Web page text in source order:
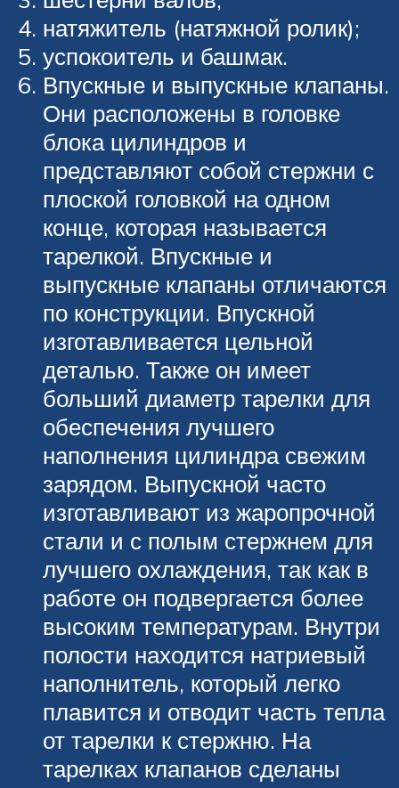
натяжитель (натяжной ролик);
успокоитель и башмак.
Впускные и выпускные клапаны.
Они расположены в головке
блока цилиндров и
представляют собой стержни с
плоской головкой на одном
конце, которая называется
тарелкой. Впускные и
выпускные клапаны отличаются
по конструкции. Впускной
изготавливается цельной
деталью. Также он имеет
больший диаметр тарелки для
обеспечения лучшего
наполнения цилиндра свежим
зарядом. Выпускной часто
изготавливают из жаропрочной
стали и с полым стержнем для
лучшего охлаждения, так как в
работе он подвергается более
высоким температурам. Внутри
полости находится натриевый
наполнитель, который легко
плавится и отводит часть тепла
от тарелки к стержню. На
тарелках клапанов сделаны